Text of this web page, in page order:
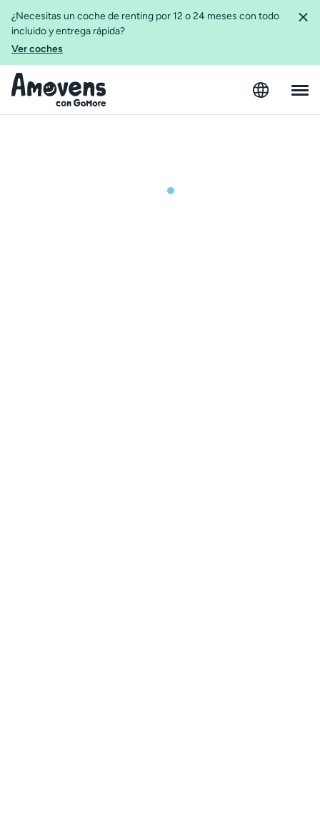
¿Necesitas un coche de renting por 12 o 24 meses con todo
incluido y entrega rápida?
Ver coches